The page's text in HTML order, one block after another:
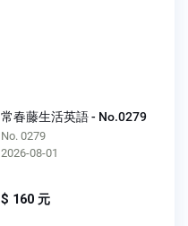
常春藤生活英語 - No.0279
No. 0279
2026-08-01
$ 160 元